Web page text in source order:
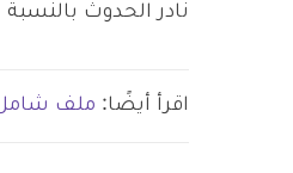
نادر الحدوث بالنسبة
اقرأ أيضًا: ملف